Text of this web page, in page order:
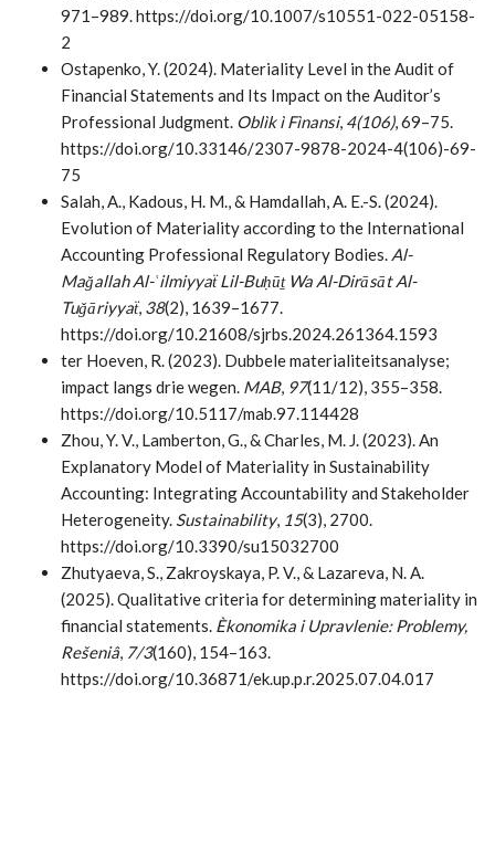
971–989. https://doi.org/10.1007/s10551-022-05158-
2
Ostapenko, Y. (2024). Materiality Level in the Audit of
Financial Statements and Its Impact on the Auditor’s
Professional Judgment. Oblìk ì Fìnansi, 4(106), 69–75.
https://doi.org/10.33146/2307-9878-2024-4(106)-69-
75
Salah, A., Kadous, H. M., & Hamdallah, A. E.-S. (2024).
Evolution of Materiality according to the International
Accounting Professional Regulatory Bodies. Al-
Mağallah Al-ʿilmiyyaẗ Lil-Buḥūṯ Wa Al-Dirāsāt Al-
Tuǧāriyyaẗ, 38(2), 1639–1677.
https://doi.org/10.21608/sjrbs.2024.261364.1593
ter Hoeven, R. (2023). Dubbele materialiteitsanalyse;
impact langs drie wegen. MAB, 97(11/12), 355–358.
https://doi.org/10.5117/mab.97.114428
Zhou, Y. V., Lamberton, G., & Charles, M. J. (2023). An
Explanatory Model of Materiality in Sustainability
Accounting: Integrating Accountability and Stakeholder
Heterogeneity. Sustainability, 15(3), 2700.
https://doi.org/10.3390/su15032700
Zhutyaeva, S., Zakroyskaya, P. V., & Lazareva, N. A.
(2025). Qualitative criteria for determining materiality in
financial statements. Èkonomika i Upravlenie: Problemy,
Rešeniâ, 7/3(160), 154–163.
https://doi.org/10.36871/ek.up.p.r.2025.07.04.017